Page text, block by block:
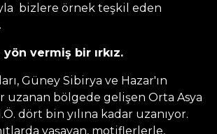
bizlere örnek teşkil eden
yön vermiş bir ırkız.
Güney Sibirya ve Hazar'ın
uzanan bölgede gelişen Orta Asya
dört bin yılına kadar uzanıyor.
yaşayan, motiflerlerle,